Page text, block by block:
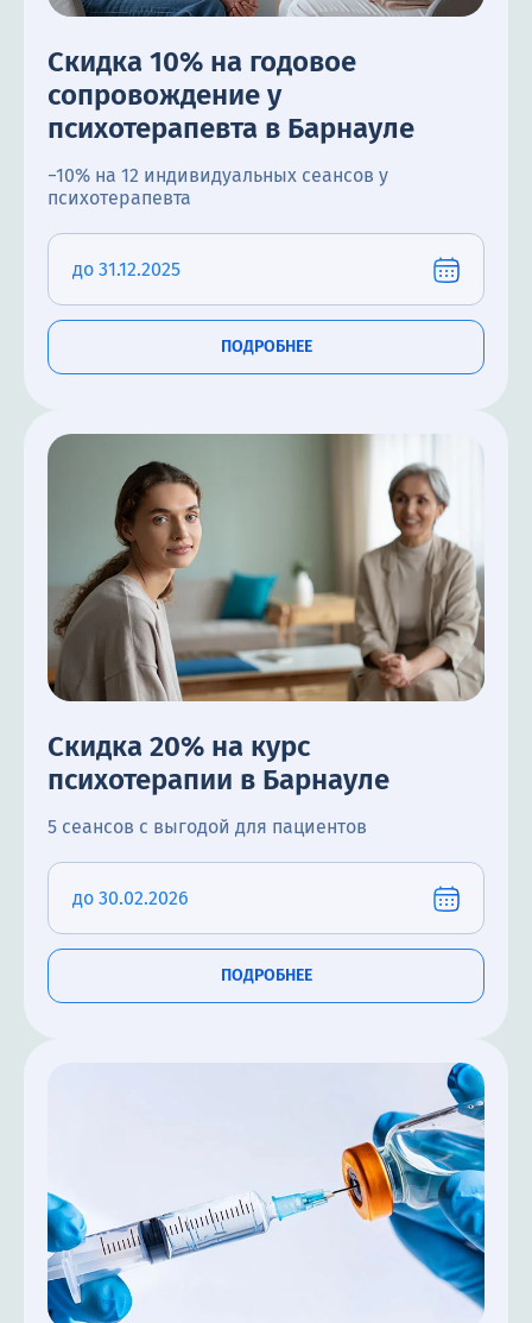
Скидка 10% на годовое
сопровождение у
психотерапевта в Барнауле
−10% на 12 индивидуальных сеансов у
психотерапевта
до 31.12.2025
ПОДРОБНЕЕ
Скидка 20% на курс
психотерапии в Барнауле
5 сеансов с выгодой для пациентов
до 30.02.2026
ПОДРОБНЕЕ